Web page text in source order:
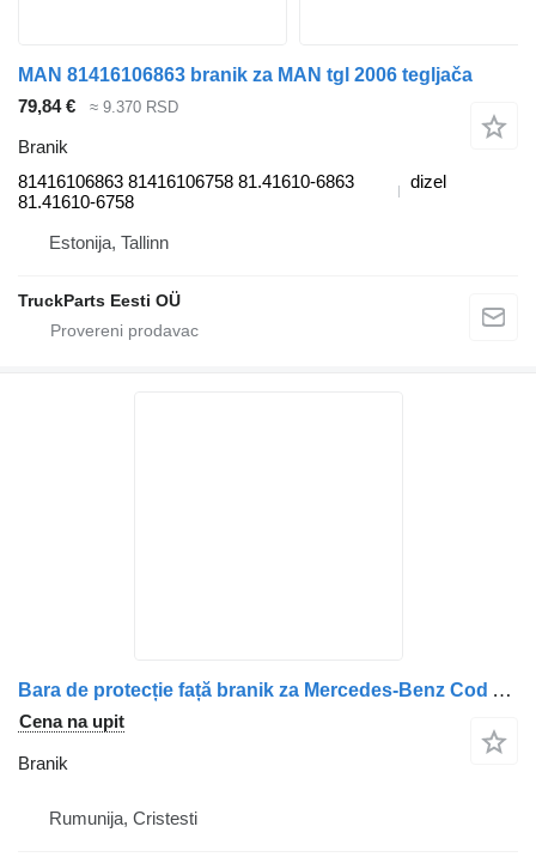
MAN 81416106863 branik za MAN tgl 2006 tegljača
79,84 €
≈ 9.370 RSD
Branik
81416106863 81416106758 81.41610-6863
81.41610-6758
dizel
Estonija, Tallinn
TruckParts Eesti OÜ
Bara de protecție față branik za Mercedes-Benz Cod A9603102322 9603102322 kamiona
Cena na upit
Branik
Rumunija, Cristesti